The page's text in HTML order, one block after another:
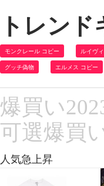
トレン
モンクレール コピー ルイヴ
グッチ偽物 エルメス コピー
爆買い
可選爆買
人気急上昇